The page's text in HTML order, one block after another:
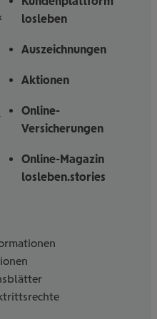
losleben
Auszeichnungen
Aktionen
Online-
Versicherungen
Online-Magazin
losleben.stories